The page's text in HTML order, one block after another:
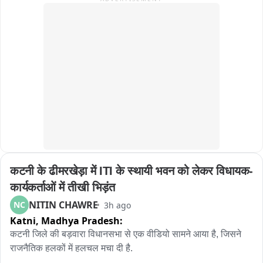
कटनी के ढीमरखेड़ा में ITI के स्थायी भवन को लेकर विधायक-
कार्यकर्ताओं में तीखी भिड़ंत
NC NITIN CHAWRE 3h ago
Katni, Madhya Pradesh:
कटनी जिले की बड़वारा विधानसभा से एक वीडियो सामने आया है, जिसने
राजनैतिक हलकों में हलचल मचा दी है.